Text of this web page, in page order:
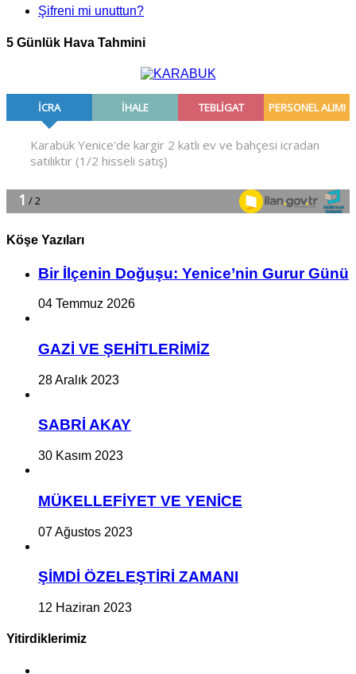
Şifreni mi unuttun?
5 Günlük Hava Tahmini
Köşe Yazıları
Bir İlçe­nin Do­ğu­şu: Ye­ni­ce’nin Gurur Günü
04 Temmuz 2026
GAZİ VE ŞEHİTLERİMİZ
28 Aralık 2023
SABRİ AKAY
30 Kasım 2023
MÜKELLEFİYET VE YENİCE
07 Ağustos 2023
ŞİMDİ ÖZELEŞTİRİ ZAMANI
12 Haziran 2023
Yitirdiklerimiz